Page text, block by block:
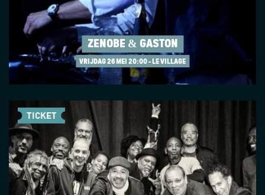
ZÉNOBE & GASTON
VRIJDAG 26 MEI 20:00 - LE VILLAGE
TICKET